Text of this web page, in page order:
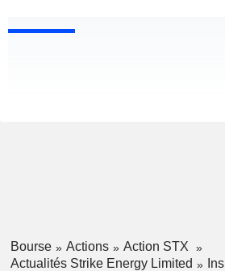
Bourse Actions
Action STX
Actualités Strike Energy Limited